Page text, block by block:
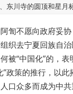
东川寺的圆顶和星月
訇不愿向政府妥
织去宁夏回族自
被“中国化”的，
”政策的推行，以
口众多而成为中